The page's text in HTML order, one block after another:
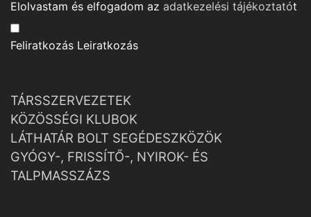
Elolvastam és elfogadom az adatkezelési tájékoztatót
Feliratkozás Leiratkozás
TÁRSSZERVEZETEK
KÖZÖSSÉGI KLUBOK
LÁTHATÁR BOLT SEGÉDESZKÖZÖK
GYÓGY-, FRISSÍTŐ-, NYIROK- ÉS
TALPMASSZÁZS